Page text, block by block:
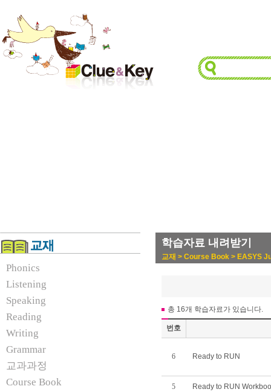
Phonics
Listening
Speaking
Reading
Writing
Grammar
교과과정
Course Book
학습자료 내려받기
교재 > Course Book > EASYS
총 16개 학습자료가 있습니다.
번호
6 Ready to RUN
5 Ready to RUN